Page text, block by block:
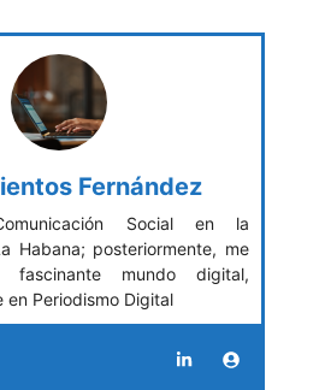
Fernández
Social en la
Habana; posteriormente, me
mundo digital,
en Periodismo Digital